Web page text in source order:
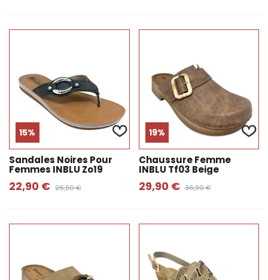
15%
Sandales Noires Pour
Femmes INBLU Zo19
22,90 € 26,90 €
19%
Chaussure Femme
INBLU Tf03 Beige
29,90 € 36,90 €